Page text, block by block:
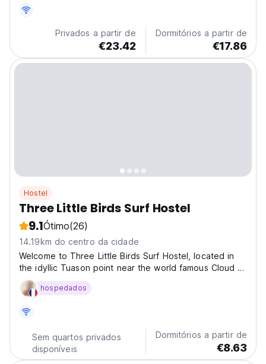
de todas as idades e de todas as classes sociais.
Privados a partir de
€23.42
Dormitórios a partir de
€17.86
Hostel
Three Little Birds Surf Hostel
9.1Ótimo(26)
14.19km do centro da cidade
Welcome to Three Little Birds Surf Hostel, located in
the idyllic Tuason point near the world famous Cloud 9
surf beach. You will find us 5km from the town center
and 100 meters from Tuason beach and White Banana
hospedados
Sem quartos privados
disponíveis
Dormitórios a partir de
€8.63